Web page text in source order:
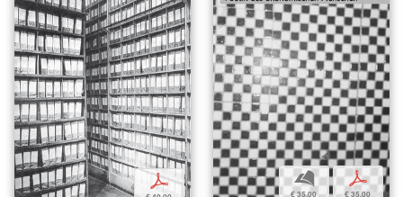
p b
€ 35,00
p
€ 35,00